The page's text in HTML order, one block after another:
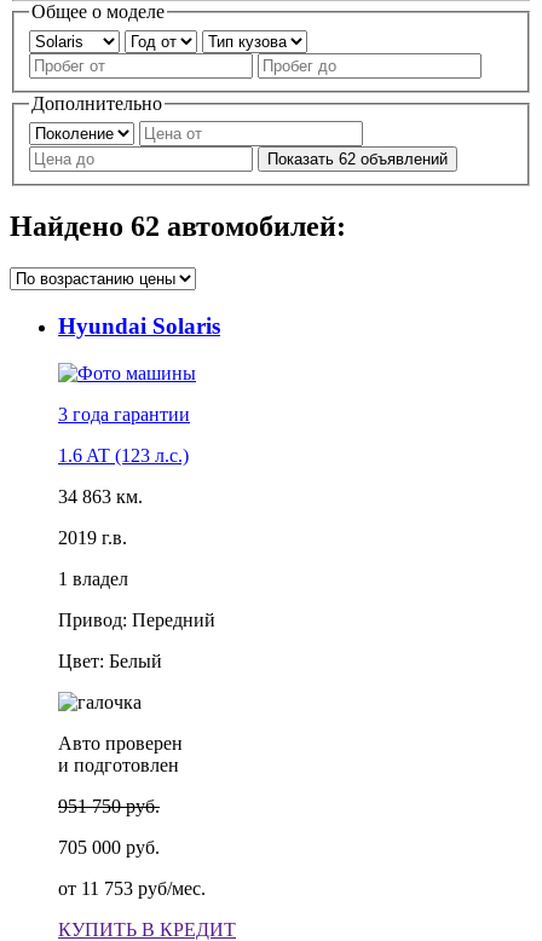
Общее о моделе
Дополнительно
Показать 62 объявлений
Найдено 62 автомобилей:
Hyundai Solaris
3 года гарантии
1.6 AT (123 л.с.)
34 863 км.
2019 г.в.
1 владел
Привод: Передний
Цвет: Белый
Авто проверен
и подготовлен
951 750 руб.
705 000 руб.
от 11 753 руб/мес.
КУПИТЬ В КРЕДИТ